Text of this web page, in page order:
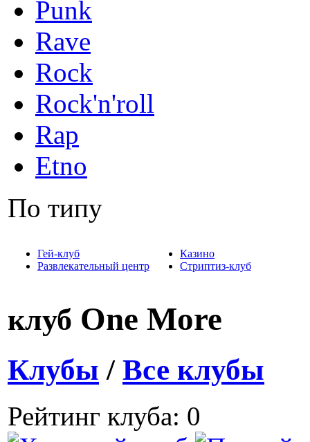
Punk
Rave
Rock
Rock'n'roll
Rap
Etno
По типу
Гей-клуб
Развлекательный центр
Казино
Стриптиз-клуб
клуб One More
Клубы / Все клубы
Рейтинг клуба: 0